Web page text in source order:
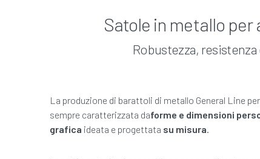
Satole in metallo per
Robustezza,
La produzione di barattoli di metallo General Line
sempre caratterizzata daforme e dimensioni
grafica ideata e progettata su misura.